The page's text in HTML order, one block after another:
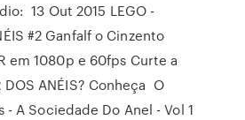
13 Out 2015 LEGO -
#2 Ganfalf o Cinzento
em 1080p e 60fps Curte a
DOS ANÉIS? Conheça O
- A Sociedade Do Anel - Vol 1